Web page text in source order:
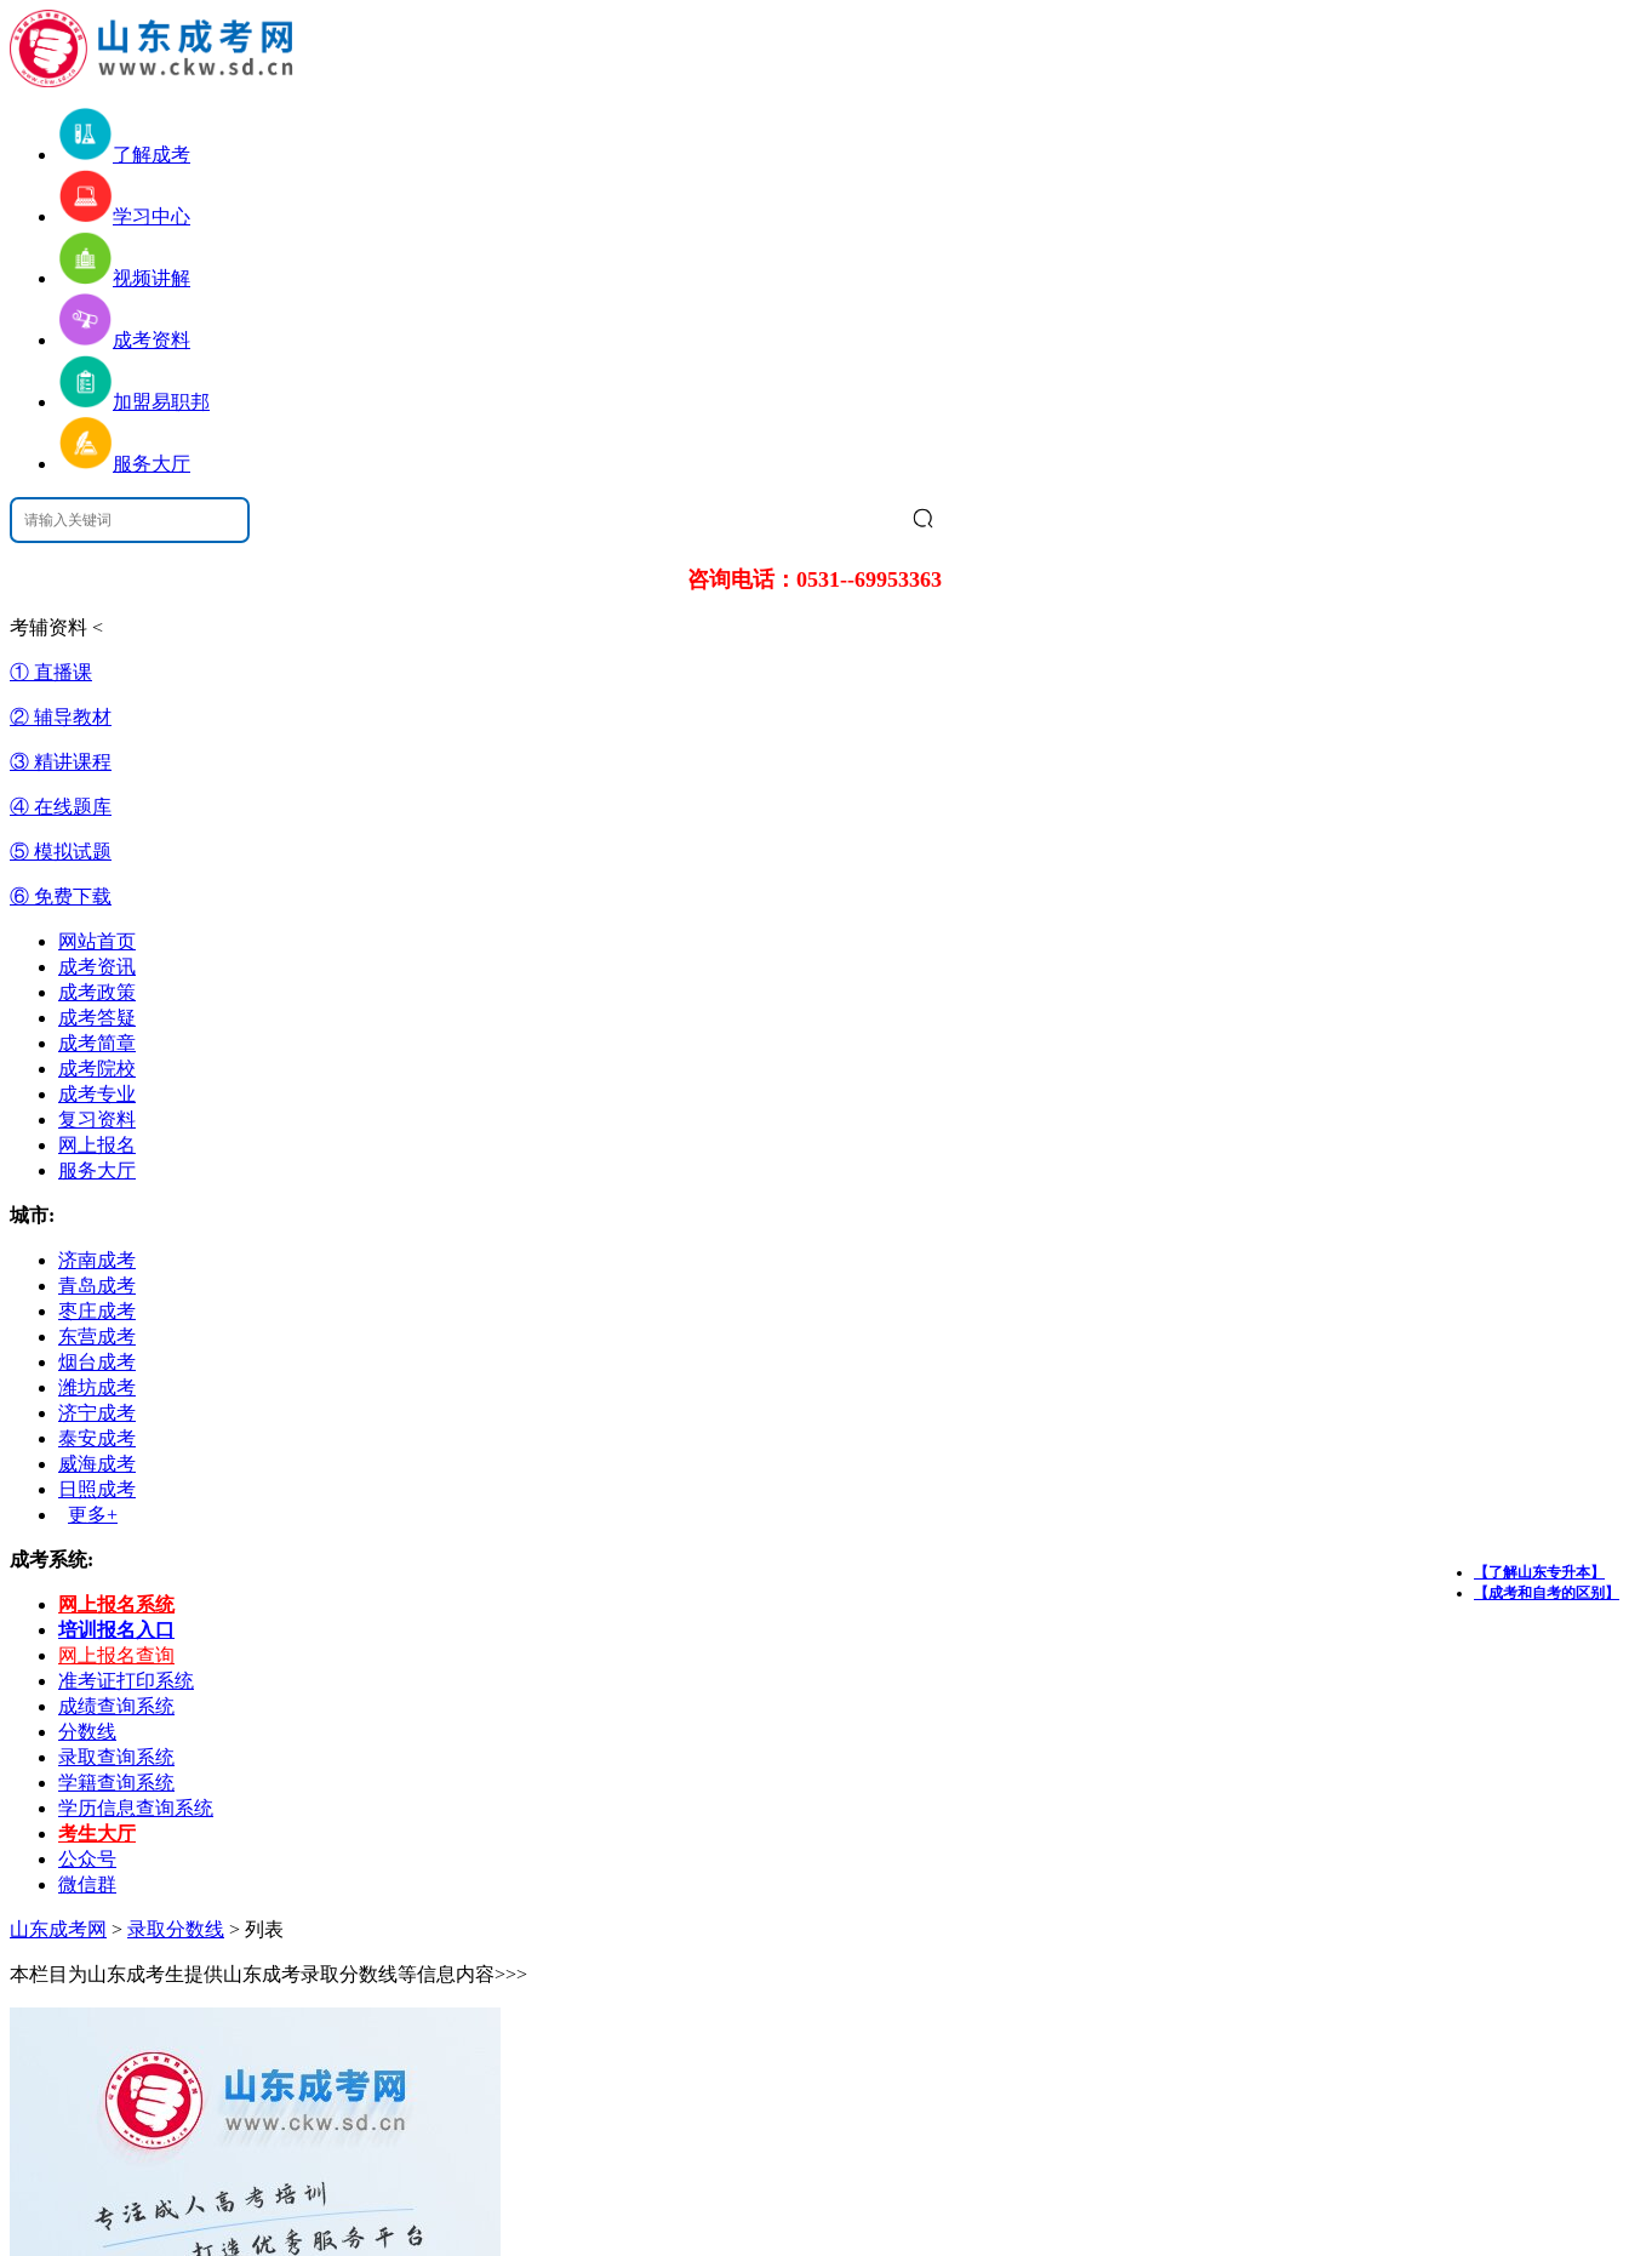
了解成考
学习中心
视频讲解
成考资料
加盟易职邦
服务大厅
咨询电话：0531--69953363
考辅资料 <
① 直播课
② 辅导教材
③ 精讲课程
④ 在线题库
⑤ 模拟试题
⑥ 免费下载
网站首页
成考资讯
成考政策
成考答疑
成考简章
成考院校
成考专业
复习资料
网上报名
服务大厅
城市:
济南成考
青岛成考
枣庄成考
东营成考
烟台成考
潍坊成考
济宁成考
泰安成考
威海成考
日照成考
更多+
【了解山东专升本】
【成考和自考的区别】
成考系统:
网上报名系统
培训报名入口
网上报名查询
准考证打印系统
成绩查询系统
分数线
录取查询系统
学籍查询系统
学历信息查询系统
考生大厅
公众号
微信群
山东成考网 > 录取分数线 > 列表
本栏目为山东成考生提供山东成考录取分数线等信息内容>>>